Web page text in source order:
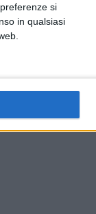
si
in qualsiasi